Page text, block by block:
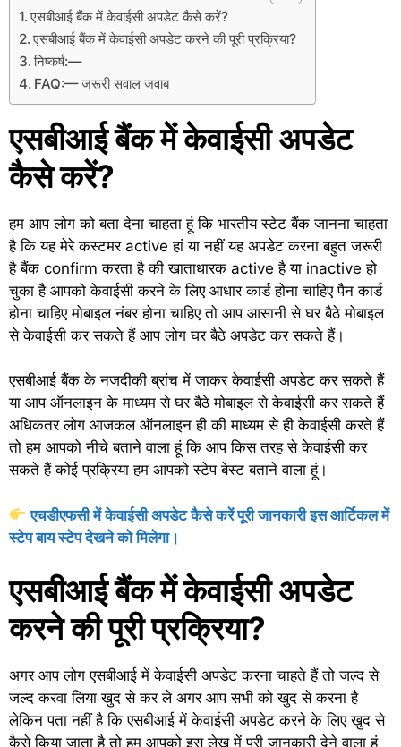
एसबीआई बैंक में केवाईसी अपडेट कैसे करें?
एसबीआई बैंक में केवाईसी अपडेट करने की पूरी प्रक्रिया?
निष्कर्ष:—
FAQ:— जरूरी सवाल जवाब
एसबीआई बैंक में केवाईसी अपडेट
कैसे करें?
हम आप लोग को बता देना चाहता हूं कि भारतीय स्टेट बैंक जानना चाहता
है कि यह मेरे कस्टमर active हां या नहीं यह अपडेट करना बहुत जरूरी
है बैंक confirm करता है की खाताधारक active है या inactive हो
चुका है आपको केवाईसी करने के लिए आधार कार्ड होना चाहिए पैन कार्ड
होना चाहिए मोबाइल नंबर होना चाहिए तो आप आसानी से घर बैठे मोबाइल
से केवाईसी कर सकते हैं आप लोग घर बैठे अपडेट कर सकते हैं।
एसबीआई बैंक के नजदीकी ब्रांच में जाकर केवाईसी अपडेट कर सकते हैं
या आप ऑनलाइन के माध्यम से घर बैठे मोबाइल से केवाईसी कर सकते हैं
अधिकतर लोग आजकल ऑनलाइन ही की माध्यम से ही केवाईसी करते हैं
तो हम आपको नीचे बताने वाला हूं कि आप किस तरह से केवाईसी कर
सकते हैं कोई प्रक्रिया हम आपको स्टेप बेस्ट बताने वाला हूं।
एचडीएफसी में केवाईसी अपडेट कैसे करें पूरी जानकारी इस आर्टिकल में
स्टेप बाय स्टेप देखने को मिलेगा।
एसबीआई बैंक में केवाईसी अपडेट
करने की पूरी प्रक्रिया?
अगर आप लोग एसबीआई में केवाईसी अपडेट करना चाहते हैं तो जल्द से
जल्द करवा लिया खुद से कर ले अगर आप सभी को खुद से करना है
लेकिन पता नहीं है कि एसबीआई में केवाईसी अपडेट करने के लिए खुद से
कैसे किया जाता है तो हम आपको इस लेख में पूरी जानकारी देने वाला हूं